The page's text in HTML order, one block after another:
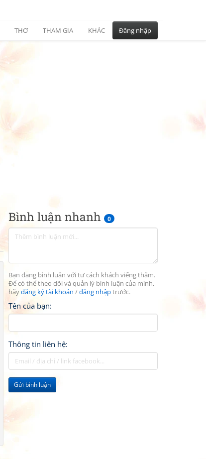
THƠ THAM GIA KHÁC Đăng nhập
Bình luận nhanh 0
Bạn đang bình luận với tư cách khách viếng thăm.
Để có thể theo dõi và quản lý bình luận của mình,
hãyđăng ký tài khoản /đăng nhậptrước.
Tên của bạn:
Thông tin liên hệ:
Gửi bình luận